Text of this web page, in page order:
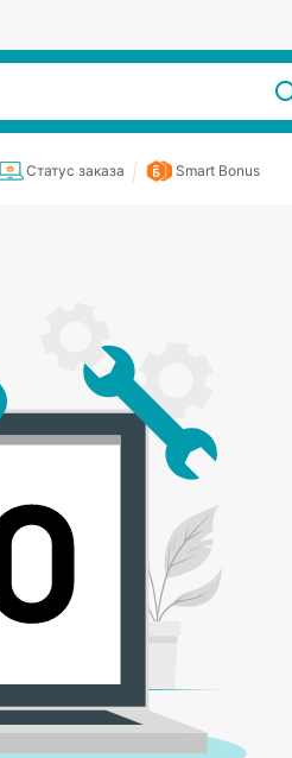
Статус заказа Smart Bonus